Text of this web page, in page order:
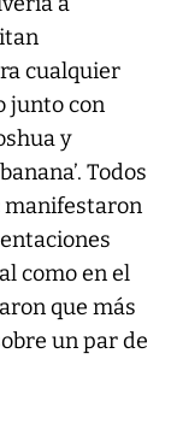
cualquier
junto con
y
Todos
manifestaron
como en el
que más
un par de